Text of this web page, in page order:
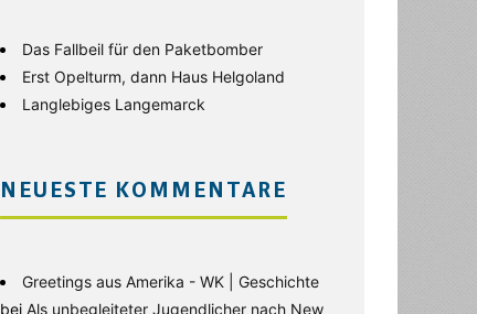
Das Fallbeil für den Paketbomber
Erst Opelturm, dann Haus Helgoland
Langlebiges Langemarck
NEUESTE KOMMENTARE
Greetings aus Amerika - WK | Geschichte
bei Als unbegleiteter Jugendlicher nach New